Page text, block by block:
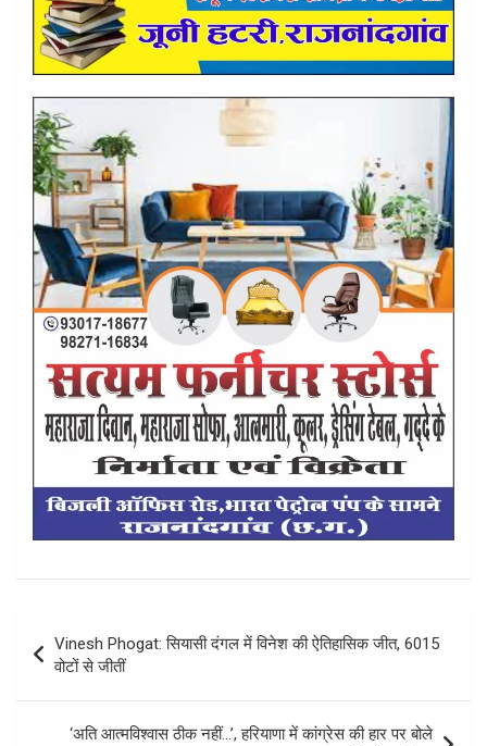
navigation
Vinesh Phogat: सियासी दंगल में विनेश की ऐतिहासिक जीत, 6015
वोटों से जीतीं
‘अति आत्मविश्वास ठीक नहीं…’, हरियाणा में कांग्रेस की हार पर बोले